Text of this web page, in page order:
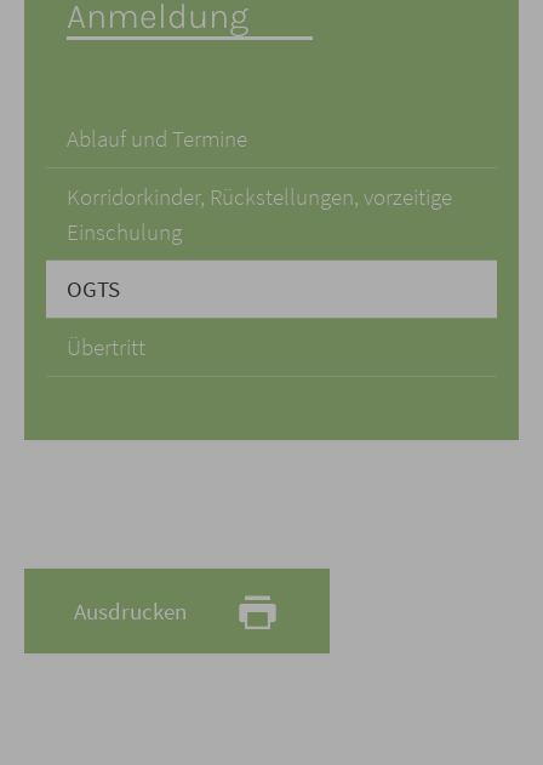
Anmeldung
Ablauf und Termine
Korridorkinder, Rückstellungen, vorzeitige
Einschulung
OGTS
Übertritt
Ausdrucken